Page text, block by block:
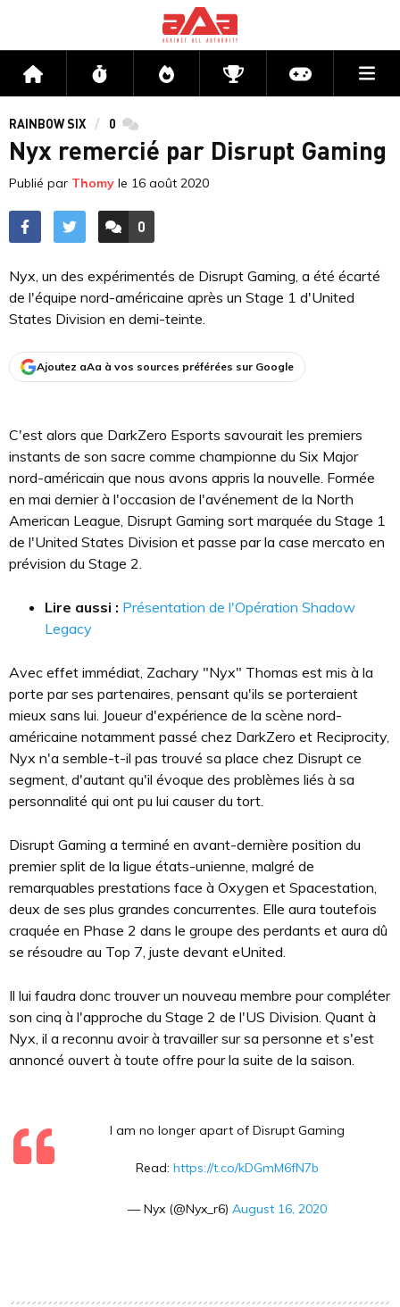
Accueil Flux Directs CompétitionsActu jeux
RAINBOW SIX 0 commentaires
Nyx remercié par Disrupt Gaming
Publié par Thomy le 16 août 2020
ACCÉDER AUX
0
COMMENTAIRES
Nyx, un des expérimentés de Disrupt Gaming, a été écarté
de l'équipe nord-américaine après un Stage 1 d'United
States Division en demi-teinte.
Ajoutez aAa à vos sources préférées sur Google
C'est alors que DarkZero Esports savourait les premiers
instants de son sacre comme championne du Six Major
nord-américain que nous avons appris la nouvelle. Formée
en mai dernier à l'occasion de l'avénement de la North
American League, Disrupt Gaming sort marquée du Stage 1
de l'United States Division et passe par la case mercato en
prévision du Stage 2.
Lire aussi : Présentation de l'Opération Shadow
Legacy
Avec effet immédiat, Zachary "Nyx" Thomas est mis à la
porte par ses partenaires, pensant qu'ils se porteraient
mieux sans lui. Joueur d'expérience de la scène nord-
américaine notamment passé chez DarkZero et Reciprocity,
Nyx n'a semble-t-il pas trouvé sa place chez Disrupt ce
segment, d'autant qu'il évoque des problèmes liés à sa
personnalité qui ont pu lui causer du tort.
Disrupt Gaming a terminé en avant-dernière position du
premier split de la ligue états-unienne, malgré de
remarquables prestations face à Oxygen et Spacestation,
deux de ses plus grandes concurrentes. Elle aura toutefois
craquée en Phase 2 dans le groupe des perdants et aura dû
se résoudre au Top 7, juste devant eUnited.
Il lui faudra donc trouver un nouveau membre pour compléter
son cinq à l'approche du Stage 2 de l'US Division. Quant à
Nyx, il a reconnu avoir à travailler sur sa personne et s'est
annoncé ouvert à toute offre pour la suite de la saison.
I am no longer apart of Disrupt Gaming
Read: https://t.co/kDGmM6fN7b
— Nyx (@Nyx_r6) August 16, 2020